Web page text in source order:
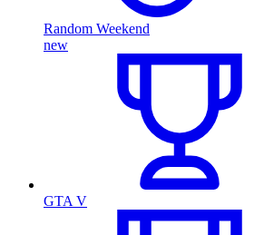
Random Weekend
new
GTA V